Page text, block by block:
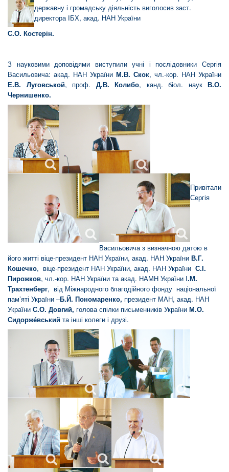
державну і громадську діяльність виголосив заст.
директора ІБХ, акад. НАН України
С.О. Костерін.
З науковими доповідями виступили учні і послідовники Сергія
Васильовича: акад. НАН України М.В. Скок, чл.-кор. НАН України
Е.В. Луговськой, проф. Д.В. Колибо, канд. біол. наук В.О.
Чернишенко.
Привітали
Сергія
Васильовича з визначною датою в
його житті віце-президент НАН України, акад. НАН України В.Г.
Кошечко, віце-президент НАН України, акад. НАН України С.І.
Пирожков, чл.-кор. НАН України та акад. НАМН України І.М.
Трахтенберг, від Міжнародного благодійного фонду національної
пам’яті України –Б.Й. Пономаренко, президент МАН, акад. НАН
України С.О. Довгий, голова спілки письменників України М.О.
Сидорже́вський та інші колеги і друзі.